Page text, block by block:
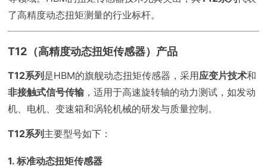
了高精度动态扭矩测量的行业标杆。
T12（高精度动态扭矩传感器）产品
T12系列 是HBM的旗舰动态扭矩传感器，采用应变片技术和
非接触式信号传输 ，适用于高速旋转轴的动力测试，如发动
机、电机、变速箱和涡轮机械的研发与质量控制。
T12系列 主要型号如下：
1. 标准动态扭矩传感器